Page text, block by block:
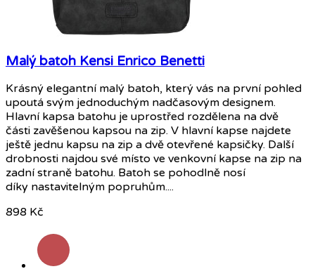
Malý batoh Kensi Enrico Benetti
Krásný elegantní malý batoh, který vás na první pohled
upoutá svým jednoduchým nadčasovým designem.
Hlavní kapsa batohu je uprostřed rozdělena na dvě
části zavěšenou kapsou na zip. V hlavní kapse najdete
ještě jednu kapsu na zip a dvě otevřené kapsičky. Další
drobnosti najdou své místo ve venkovní kapse na zip na
zadní straně batohu. Batoh se pohodlně nosí
díky nastavitelným popruhům....
898 Kč
Červená